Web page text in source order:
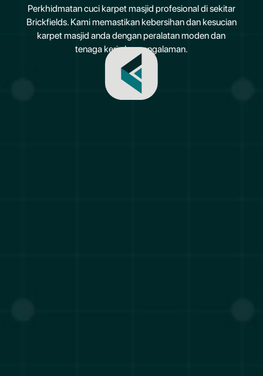
Perkhidmatan cuci karpet masjid profesional di sekitar
Brickfields. Kami memastikan kebersihan dan kesucian
karpet masjid anda dengan peralatan moden dan
tenaga kerja berpengalaman.